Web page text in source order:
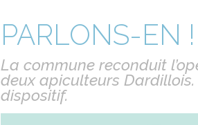
PARLONS-EN !
La commune reconduit
deux apiculteurs
dispositif.